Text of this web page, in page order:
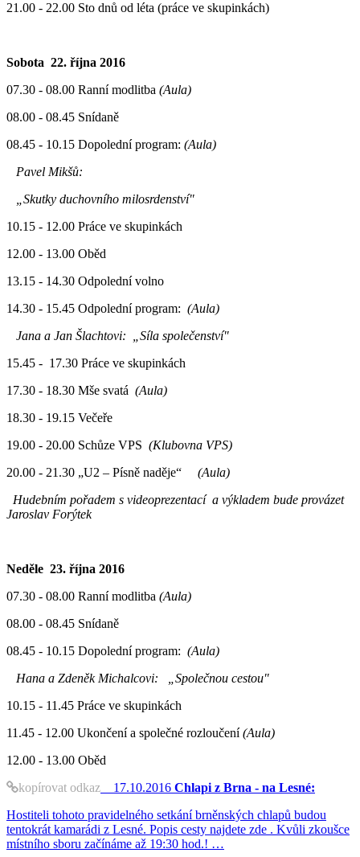
21.00 - 22.00 Sto dnů od léta (práce ve skupinkách)
Sobota 22. října 2016
07.30 - 08.00 Ranní modlitba (Aula)
08.00 - 08.45 Snídaně
08.45 - 10.15 Dopolední program: (Aula)
Pavel Mikšů:
„Skutky duchovního milosrdenství"
10.15 - 12.00 Práce ve skupinkách
12.00 - 13.00 Oběd
13.15 - 14.30 Odpolední volno
14.30 - 15.45 Odpolední program: (Aula)
Jana a Jan Šlachtovi: „Síla společenství"
15.45 - 17.30 Práce ve skupinkách
17.30 - 18.30 Mše svatá (Aula)
18.30 - 19.15 Večeře
19.00 - 20.00 Schůze VPS (Klubovna VPS)
20.00 - 21.30 „U2 – Písně naděje“ (Aula)
Hudebním pořadem s videoprezentací a výkladem bude provázet
Jaroslav Forýtek
Neděle 23. října 2016
07.30 - 08.00 Ranní modlitba (Aula)
08.00 - 08.45 Snídaně
08.45 - 10.15 Dopolední program: (Aula)
Hana a Zdeněk Michalcovi: „Společnou cestou"
10.15 - 11.45 Práce ve skupinkách
11.45 - 12.00 Ukončení a společné rozloučení(Aula)
12.00 - 13.00 Oběd
kopírovat odkaz 17.10.2016 Chlapi z Brna - na Lesné:
Hostiteli tohoto pravidelného setkání brněnských chlapů budou
tentokrát kamarádi z Lesné. Popis cesty najdete zde . Kvůli zkoušce
místního sboru začínáme až 19:30 hod.! …